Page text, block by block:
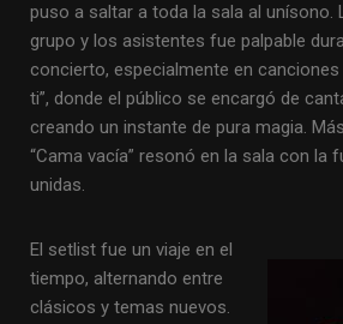
puso a saltar a toda la sala al unísono.
grupo y los asistentes fue palpable
concierto, especialmente en
ti”, donde el público se encargó de
creando un instante de pura magia.
“Cama vacía” resonó en la sala con la
unidas.
El setlist fue un viaje en el
tiempo, alternando entre
clásicos y temas nuevos.